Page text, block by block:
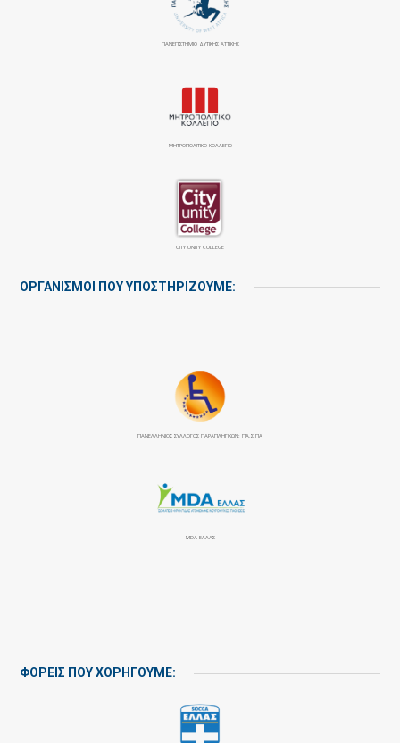
ΠΑΝΕΠΙΣΤΉΜΙΟ ΔΥΤΙΚΉΣ ΑΤΤΙΚΉΣ
ΜΗΤΡΟΠΟΛΙΤΙΚΟ ΚΟΛΛΕΓΙΟ
CITY UNITY COLLEGE
ΟΡΓΑΝΙΣΜΟΙ ΠΟΥ ΥΠΟΣΤΗΡΙΖΟΥΜΕ:
ΠΑΝΕΛΛΉΝΙΟΣ ΣΎΛΛΟΓΟΣ ΠΑΡΑΠΛΗΓΙΚΏΝ: ΠΑ.Σ.ΠΑ
MDA ΕΛΛΑΣ
ΦΟΡΕΙΣ ΠΟΥ ΧΟΡΗΓΟΥΜΕ: